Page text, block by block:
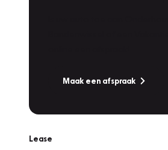
Maak een afspraak
Lease